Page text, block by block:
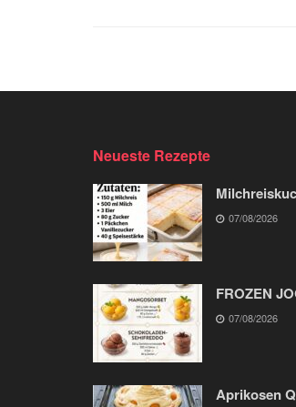
Neueste Rezepte
07/08/2026
FROZEN
07/08/2026
Aprikosen